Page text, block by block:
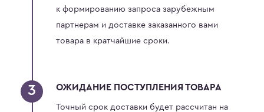
к формированию запроса зарубежным
партнерам и доставке заказанного вами
товара в кратчайшие сроки.
ОЖИДАНИЕ ПОСТУПЛЕНИЯ ТОВАРА
Точный срок доставки будет рассчитан на